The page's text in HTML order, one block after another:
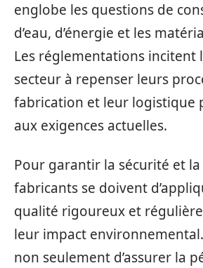
englobe les questions de
d’eau, d’énergie et les
Les réglementations incitent
secteur à repenser leurs
fabrication et leur logistique
aux exigences actuelles.
Pour garantir la sécurité et
fabricants se doivent
qualité rigoureux et
leur impact
non seulement d’assurer la